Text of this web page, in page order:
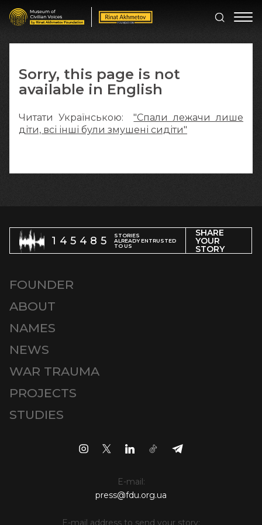
Sorry, this page is not
available in English
Читати Українською:"Спали лежачи лише
діти, всі інші були змушені сидіти"
145485
STORIES
ALREADY ENTRUSTED
TO US
SHARE
YOUR
STORY
FOUNDER
ABOUT
NAMES
NEWS
WAR TRAUMA
PROJECTS
STUDIES
E-mail:
press@fdu.org.ua